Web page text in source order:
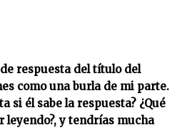
respuesta del título del
como una burla de mi parte.
si él sabe la respuesta? ¿Qué
y tendrías mucha